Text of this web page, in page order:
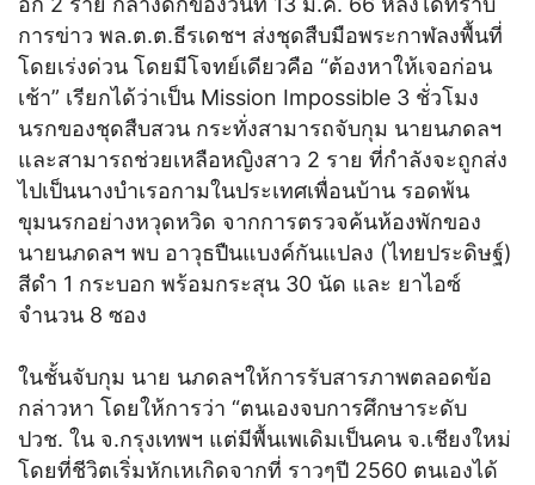
การข่าว พล.ต.ต.ธีรเดชฯ ส่งชุดสืบมือพระกาฬลงพื้นที่
โดยเร่งด่วน โดยมีโจทย์เดียวคือ “ต้องหาให้เจอก่อน
เช้า” เรียกได้ว่าเป็น Mission Impossible 3 ชั่วโมง
นรกของชุดสืบสวน กระทั่งสามารถจับกุม นายนภดลฯ
และสามารถช่วยเหลือหญิงสาว 2 ราย ที่กำลังจะถูกส่ง
ไปเป็นนางบำเรอกามในประเทศเพื่อนบ้าน รอดพ้น
ขุมนรกอย่างหวุดหวิด จากการตรวจค้นห้องพักของ
นายนภดลฯ พบ อาวุธปืนแบงค์กันแปลง (ไทยประดิษฐ์)
สีดำ 1 กระบอก พร้อมกระสุน 30 นัด และ ยาไอซ์
จำนวน 8 ซอง
ในชั้นจับกุม นาย นภดลฯให้การรับสารภาพตลอดข้อ
กล่าวหา โดยให้การว่า “ตนเองจบการศึกษาระดับ
ปวช. ใน จ.กรุงเทพฯ แต่มีพื้นเพเดิมเป็นคน จ.เชียงใหม่
โดยที่ชีวิตเริ่มหักเหเกิดจากที่ ราวๆปี 2560 ตนเองได้